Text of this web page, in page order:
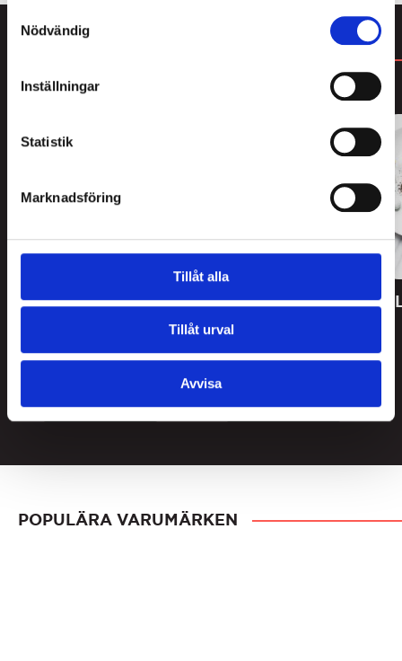
Nödvändig
Inställningar
Statistik
Marknadsföring
Tillåt alla
Tillåt urval
Avvisa
Lakritsprovning 14
oktober Göteborg
499kr
KÖP
Lakritsprovning 11
november Göteborg
499kr
KÖP
POPULÄRA VARUMÄRKEN